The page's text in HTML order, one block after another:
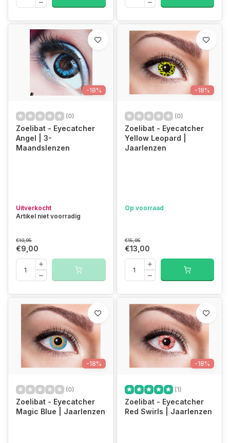
-18%
(0)
Zoelibat - Eyecatcher
Angel | 3-
Maandslenzen
Uitverkocht
Artikel niet voorradig
€10,95
€9,00
-18%
(0)
Zoelibat - Eyecatcher
Yellow Leopard |
Jaarlenzen
Op voorraad
€15,95
€13,00
-18%
(0)
Zoelibat - Eyecatcher
Magic Blue | Jaarlenzen
-18%
(1)
Zoelibat - Eyecatcher
Red Swirls | Jaarlenzen